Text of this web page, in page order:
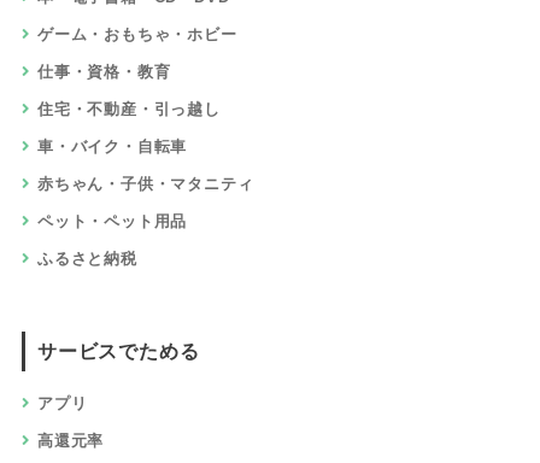
ゲーム・おもちゃ・ホビー
仕事・資格・教育
住宅・不動産・引っ越し
車・バイク・自転車
赤ちゃん・子供・マタニティ
ペット・ペット用品
ふるさと納税
サービスでためる
アプリ
高還元率